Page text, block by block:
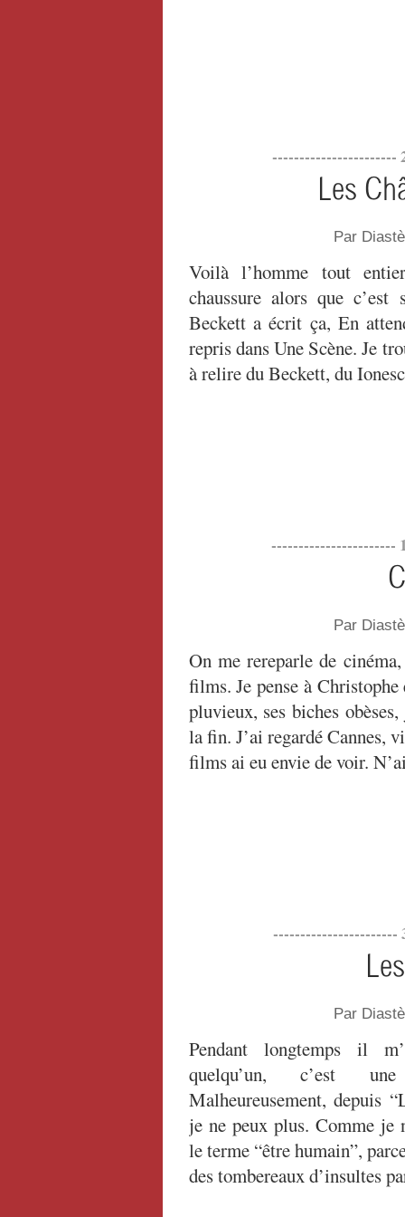
-----------------------
Les
Par
Voilà l’homme tout
chaussure alors que
Beckett a écrit ça, En
repris dans Une Scène. Je
à relire du Beckett, du
-----------------------
Par
On me rereparle de
films. Je pense à
pluvieux, ses biches
la fin. J’ai regardé Cannes,
films ai eu envie de voir.
-----------------------
Par
Pendant longtemps il
quelqu’un, c’est
Malheureusement, depuis
je ne peux plus. Comme je
le terme “être humain”,
des tombereaux d’insultes